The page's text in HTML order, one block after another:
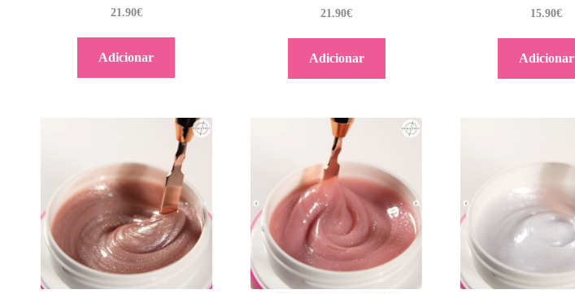
21.90€
Adicionar
21.90€
Adicionar
15.90€
Adicionar